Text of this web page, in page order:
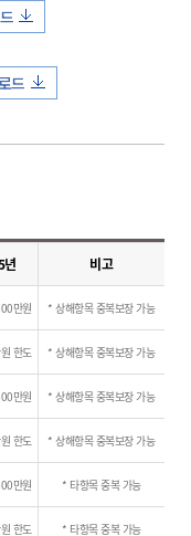
드
년 비고
만원 * 상해항목 중복보장 가능
한도 * 상해항목 중복보장 가능
만원 * 상해항목 중복보장 가능
한도 * 상해항목 중복보장 가능
만원 * 타항목 중복 가능
한도 * 타항목 중복 가능